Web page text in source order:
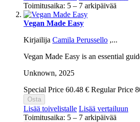
Toimitusaika: 5 – 7 arkipäivää
Vegan Made Easy
Kirjailija Camila Perussello ,...
Vegan Made Easy is an essential
Unknown, 2025
Special Price 60.48 € Regular Price
Osta
Lisää toivelistalle Lisää vertailuun
Toimitusaika: 5 – 7 arkipäivää